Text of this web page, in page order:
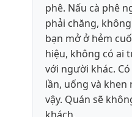
phê. Nấu cà phê
phải chăng,
bạn mở ở hẻm
hiệu, không có ai
với người khác.
lần, uống và khen
vậy. Quán sẽ